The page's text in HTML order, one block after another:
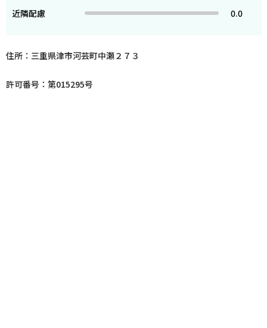
近隣配慮
0.0
住所：三重県津市河芸町中瀬２７３
許可番号：第015295号